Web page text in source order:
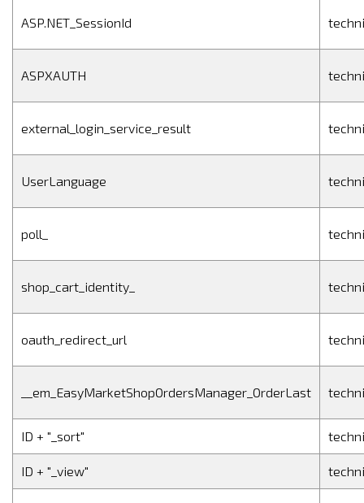
ASP.NET_SessionId
ASPXAUTH
external_login_service_result
UserLanguage
poll_
shop_cart_identity_
oauth_redirect_url
__em_EasyMarketShopOrdersManager_OrderLast
ID + "_sort"
ID + "_view"